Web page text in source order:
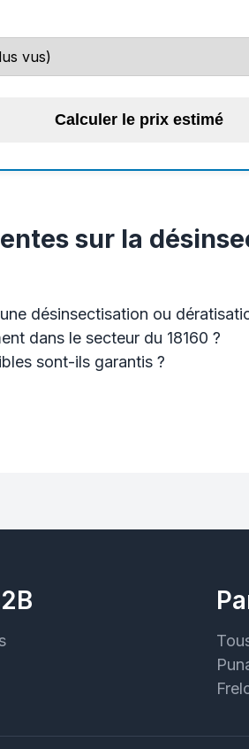
Calculer le prix estimé
sur la
désinsectisation ou
dans le secteur du 18160 ?
sont-ils garantis ?